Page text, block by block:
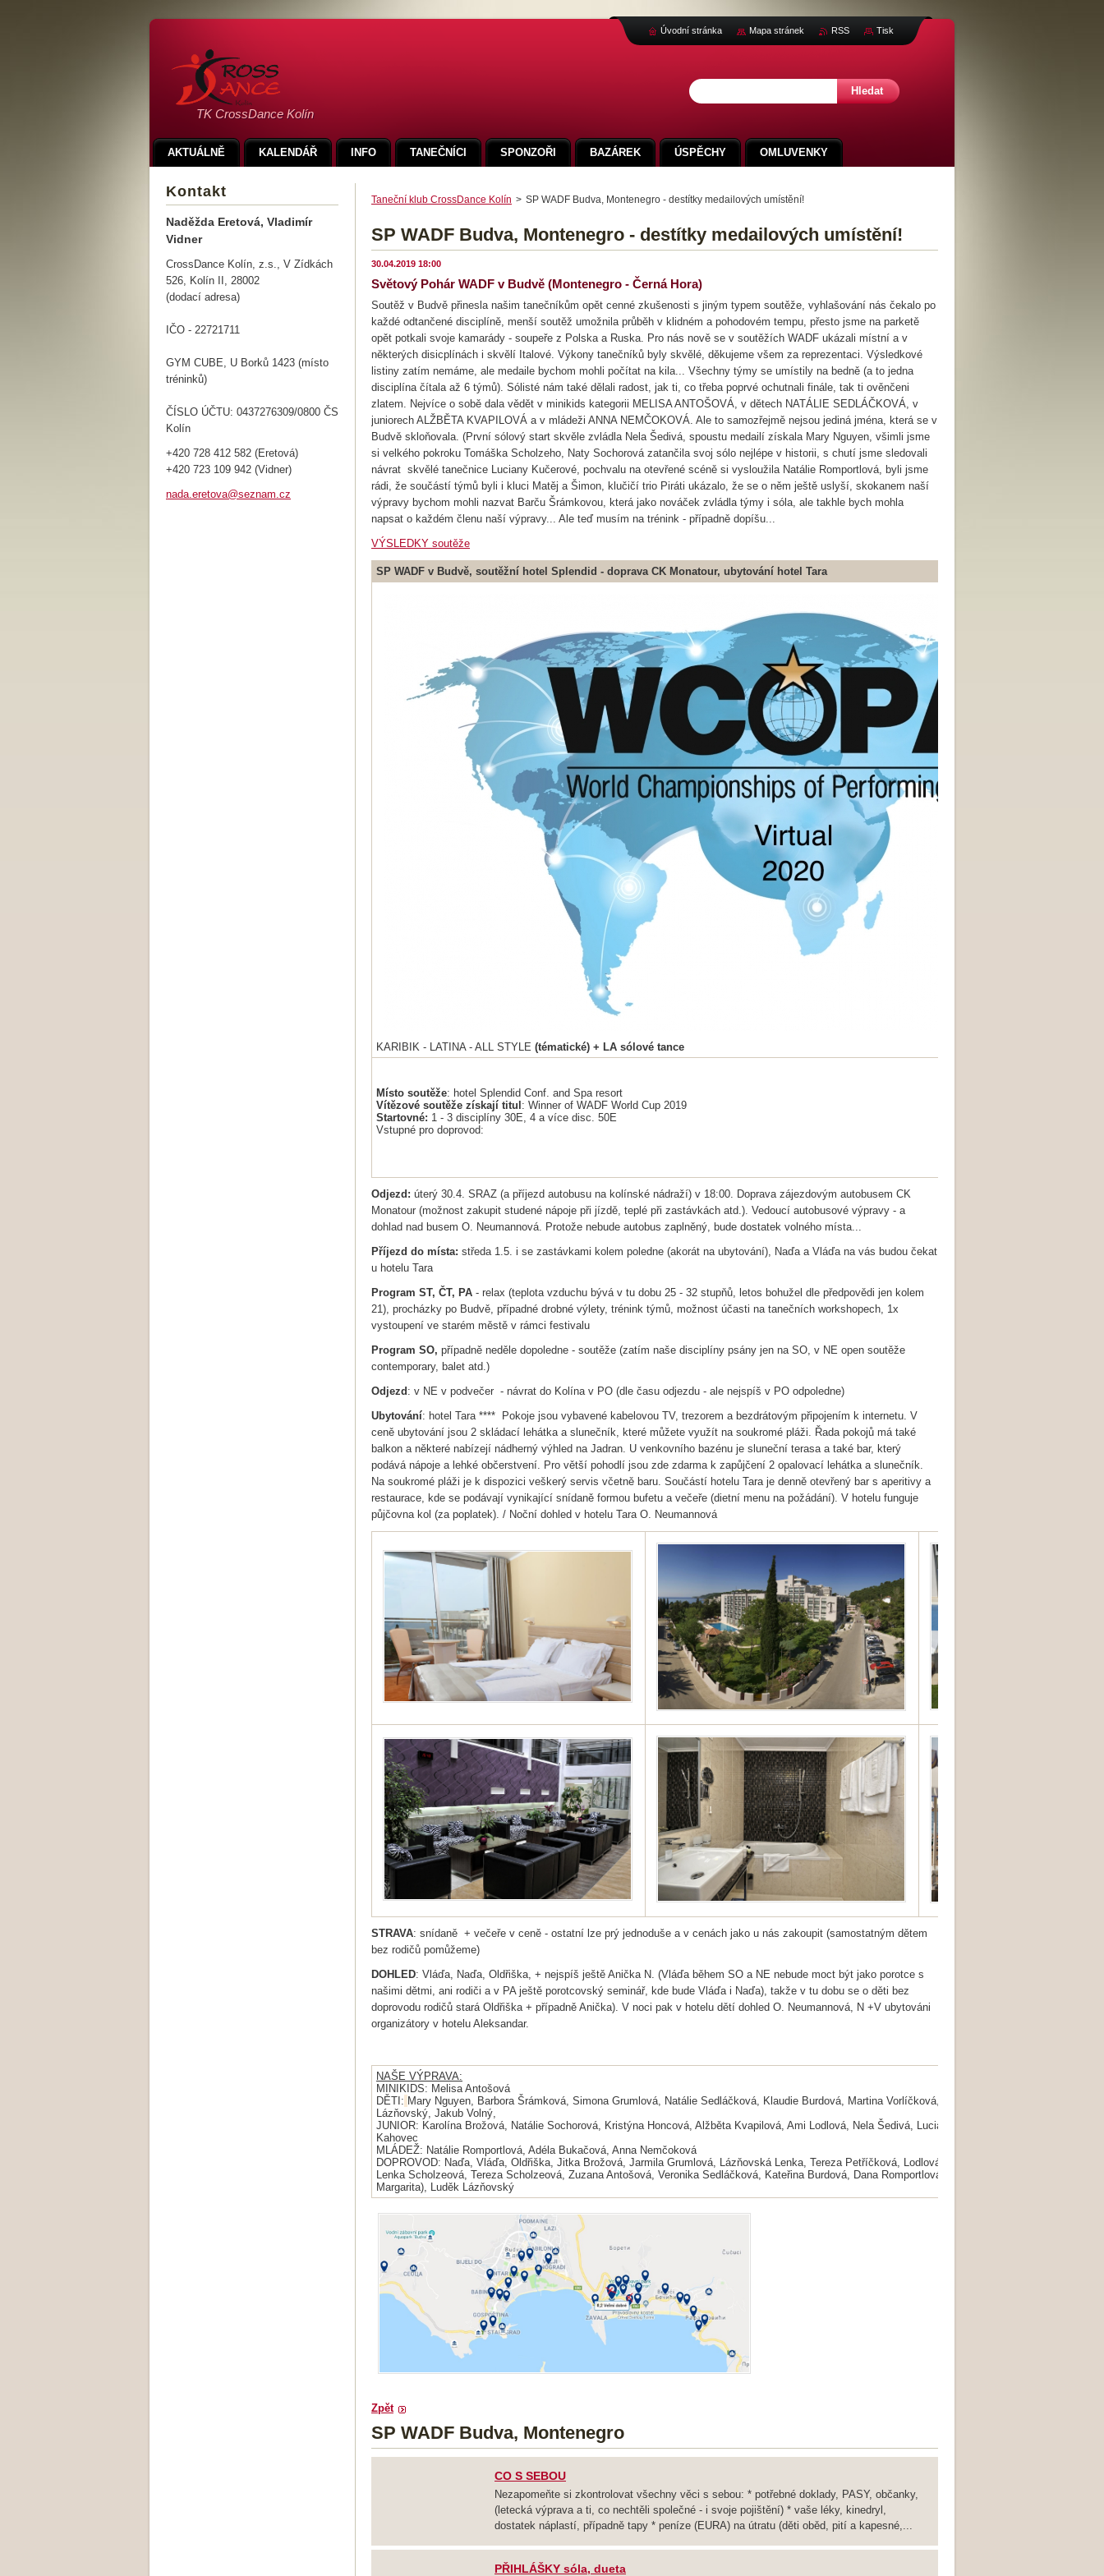
TK CrossDance Kolín
Taneční klub CrossDance Kolín > SP WADF Budva, Montenegro - destítky medailových umístění!
SP WADF Budva, Montenegro - destítky medailových umístění!
30.04.2019 18:00
Světový Pohár WADF v Budvě (Montenegro - Černá Hora)
Soutěž v Budvě přinesla našim tanečníkům opět cenné zkušenosti s jiným typem soutěže, vyhlašování nás čekalo po
každé odtančené disciplíně, menší soutěž umožnila průběh v klidném a pohodovém tempu, přesto jsme na parketě
opět potkali svoje kamarády - soupeře z Polska a Ruska. Pro nás nově se v soutěžích WADF ukázali místní a v
některých disicplínách i skvělí Italové. Výkony tanečníků byly skvělé, děkujeme všem za reprezentaci. Výsledkové
listiny zatím nemáme, ale medaile bychom mohli počítat na kila... Všechny týmy se umístily na bedně (a to jedna
disciplína čítala až 6 týmů). Sólisté nám také dělali radost, jak ti, co třeba poprvé ochutnali finále, tak ti ověnčeni
zlatem. Nejvíce o sobě dala vědět v minikids kategorii MELISA ANTOŠOVÁ, v dětech NATÁLIE SEDLÁČKOVÁ, v
juniorech ALŽBĚTA KVAPILOVÁ a v mládeži ANNA NEMČOKOVÁ. Ale to samozřejmě nejsou jediná jména, která se v
Budvě skloňovala. (První sólový start skvěle zvládla Nela Šedivá, spoustu medailí získala Mary Nguyen, všimli jsme
si velkého pokroku Tomáška Scholzeho, Naty Sochorová zatančila svoj sólo nejlépe v historii, s chutí jsme sledovali
návrat skvělé tanečnice Luciany Kučerové, pochvalu na otevřené scéně si vysloužila Natálie Romportlová, byli jsme
rádi, že součástí týmů byli i kluci Matěj a Šimon, klučičí trio Piráti ukázalo, že se o něm ještě uslyší, skokanem naší
výpravy bychom mohli nazvat Barču Šrámkovou, která jako nováček zvládla týmy i sóla, ale takhle bych mohla
napsat o každém členu naší výpravy... Ale teď musím na trénink - případně dopíšu...
VÝSLEDKY soutěže
SP WADF v Budvě, soutěžní hotel Splendid - doprava CK Monatour, ubytování hotel Tara
KARIBIK - LATINA - ALL STYLE (tématické) + LA sólové tance
Místo soutěže: hotel Splendid Conf. and Spa resort
Vítězové soutěže získají titul : Winner of WADF World Cup 2019
Startovné: 1 - 3 disciplíny 30E, 4 a více disc. 50E
Vstupné pro doprovod:
Odjezd: úterý 30.4. SRAZ (a příjezd autobusu na kolínské nádraží) v 18:00. Doprava zájezdovým autobusem CK
Monatour (možnost zakupit studené nápoje při jízdě, teplé při zastávkách atd.). Vedoucí autobusové výpravy - a
dohlad nad busem O. Neumannová. Protože nebude autobus zaplněný, bude dostatek volného místa...
Příjezd do místa: středa 1.5. i se zastávkami kolem poledne (akorát na ubytování), Naďa a Vláďa na vás budou čekat
u hotelu Tara
Program ST, ČT, PA - relax (teplota vzduchu bývá v tu dobu 25 - 32 stupňů, letos bohužel dle předpovědi jen kolem
21), procházky po Budvě, případné drobné výlety, trénink týmů, možnost účasti na tanečních workshopech, 1x
vystoupení ve starém městě v rámci festivalu
Program SO, případně neděle dopoledne - soutěže (zatím naše disciplíny psány jen na SO, v NE open soutěže
contemporary, balet atd.)
Odjezd : v NE v podvečer - návrat do Kolína v PO (dle času odjezdu - ale nejspíš v PO odpoledne)
Ubytování: hotel Tara **** Pokoje jsou vybavené kabelovou TV, trezorem a bezdrátovým připojením k internetu. V
ceně ubytování jsou 2 skládací lehátka a slunečník, které můžete využít na soukromé pláži. Řada pokojů má také
balkon a některé nabízejí nádherný výhled na Jadran. U venkovního bazénu je sluneční terasa a také bar, který
podává nápoje a lehké občerstvení. Pro větší pohodlí jsou zde zdarma k zapůjčení 2 opalovací lehátka a slunečník.
Na soukromé pláži je k dispozici veškerý servis včetně baru. Součástí hotelu Tara je denně otevřený bar s aperitivy a
restaurace, kde se podávají vynikající snídaně formou bufetu a večeře (dietní menu na požádání). V hotelu funguje
půjčovna kol (za poplatek). / Noční dohled v hotelu Tara O. Neumannová
STRAVA: snídaně + večeře v ceně - ostatní lze prý jednoduše a v cenách jako u nás zakoupit (samostatným dětem
bez rodičů pomůžeme)
DOHLED: Vláďa, Naďa, Oldřiška, + nejspíš ještě Anička N. (Vláďa během SO a NE nebude moct být jako porotce s
našimi dětmi, ani rodiči a v PA ještě porotcovský seminář, kde bude Vláďa i Naďa), takže v tu dobu se o děti bez
doprovodu rodičů stará Oldřiška + případně Anička). V noci pak v hotelu dětí dohled O. Neumannová, N +V ubytováni
organizátory v hotelu Aleksandar.
NAŠE VÝPRAVA:
MINIKIDS: Melisa Antošová
DĚTI: Mary Nguyen, Barbora Šrámková, Simona Grumlová, Natálie Sedláčková, Klaudie Burdová, Martina Vorlíčková, Nikoleta Greková Tomáš
Lázňovský, Jakub Volný,
JUNIOR: Karolína Brožová, Natálie Sochorová, Kristýna Honcová, Alžběta Kvapilová, Ami Lodlová, Nela Šedivá, Luciana Kučerová, Lázňovská Lída,
Kahovec
MLÁDEŽ: Natálie Romportlová, Adéla Bukačová, Anna Nemčoková
DOPROVOD: Naďa, Vláďa, Oldřiška, Jitka Brožová, Jarmila Grumlová, Lázňovská Lenka, Tereza Petříčková, Lodlová Iva, Jaroslav
Lenka Scholzeová, Tereza Scholzeová, Zuzana Antošová, Veronika Sedláčková, Kateřina Burdová, Dana Romportlová, Kahovcová Gábina,
Margarita), Luděk Lázňovský
Zpět
SP WADF Budva, Montenegro
CO S SEBOU
Nezapomeňte si zkontrolovat všechny věci s sebou: * potřebné doklady, PASY, občanky,
(letecká výprava a ti, co nechtěli společné - i svoje pojištění) * vaše léky, kinedryl,
dostatek náplastí, případně tapy * peníze (EURA) na útratu (děti oběd, pití a kapesné,...
PŘIHLÁŠKY sóla, dueta
Kontakt
Naděžda Eretová, Vladimír
Vidner
CrossDance Kolín, z.s., V Zídkách
526, Kolín II, 28002
(dodací adresa)
IČO - 22721711
GYM CUBE, U Borků 1423 (místo
tréninků)
ČÍSLO ÚČTU: 0437276309/0800 ČS
Kolín
+420 728 412 582 (Eretová)
+420 723 109 942 (Vidner)
nada.eretova@seznam.cz
AKTUÁLNĚ KALENDÁŘ INFO TANEČNÍCI SPONZOŘI BAZÁREK ÚSPĚCHY OMLUVENKY
Úvodní stránka Mapa stránek RSS Tisk